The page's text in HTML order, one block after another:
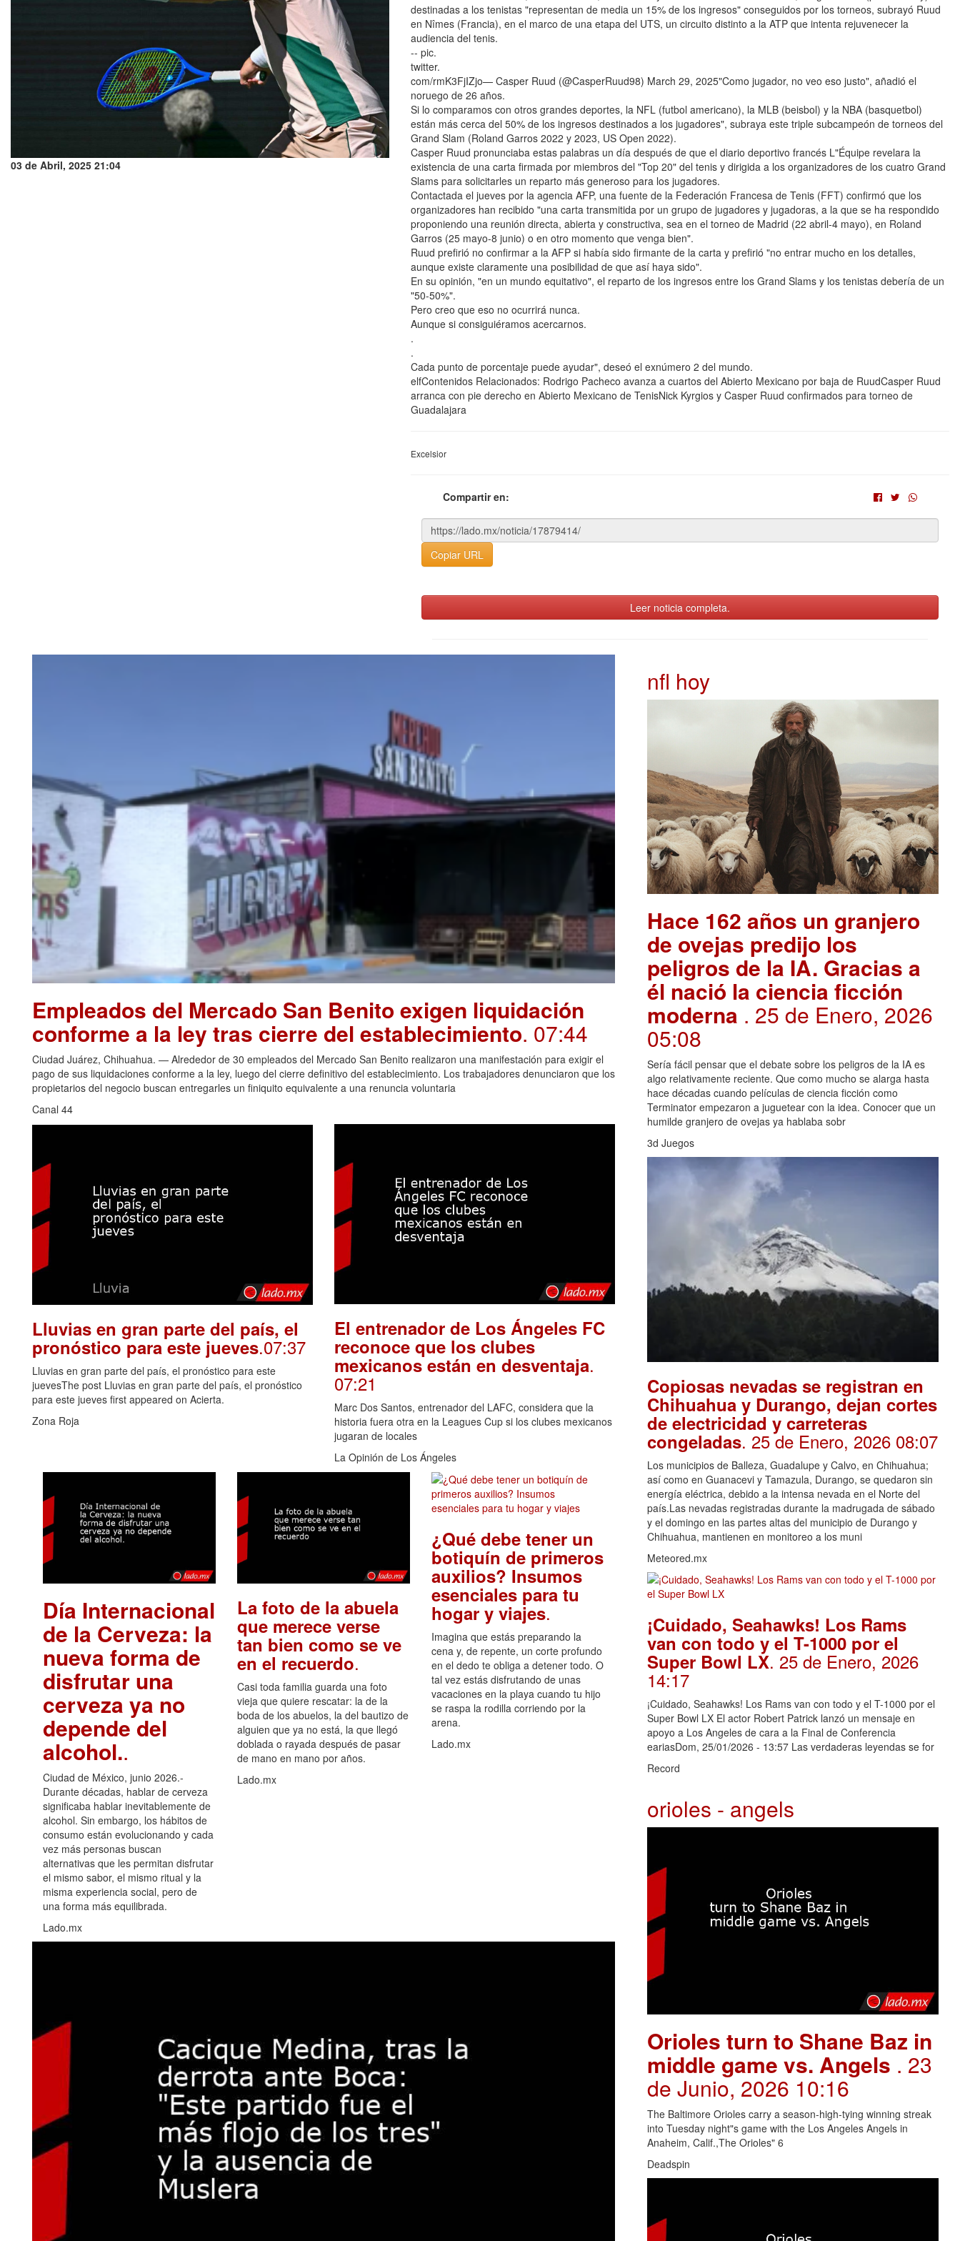
03 de Abril, 2025 21:04
destinadas a los tenistas "representan de media un 15% de los ingresos" conseguidos por los torneos, subrayó Ruud
en Nîmes (Francia), en el marco de una etapa del UTS, un circuito distinto a la ATP que intenta rejuvenecer la
audiencia del tenis.
-- pic.
twitter.
com/rmK3FjIZjo— Casper Ruud (@CasperRuud98) March 29, 2025"Como jugador, no veo eso justo", añadió el
noruego de 26 años.
Si lo comparamos con otros grandes deportes, la NFL (futbol americano), la MLB (beisbol) y la NBA (basquetbol)
están más cerca del 50% de los ingresos destinados a los jugadores", subraya este triple subcampeón de torneos del
Grand Slam (Roland Garros 2022 y 2023, US Open 2022).
Casper Ruud pronunciaba estas palabras un día después de que el diario deportivo francés L"Équipe revelara la
existencia de una carta firmada por miembros del "Top 20" del tenis y dirigida a los organizadores de los cuatro Grand
Slams para solicitarles un reparto más generoso para los jugadores.
Contactada el jueves por la agencia AFP, una fuente de la Federación Francesa de Tenis (FFT) confirmó que los
organizadores han recibido "una carta transmitida por un grupo de jugadores y jugadoras, a la que se ha respondido
proponiendo una reunión directa, abierta y constructiva, sea en el torneo de Madrid (22 abril-4 mayo), en Roland
Garros (25 mayo-8 junio) o en otro momento que venga bien".
Ruud prefirió no confirmar a la AFP si había sido firmante de la carta y prefirió "no entrar mucho en los detalles,
aunque existe claramente una posibilidad de que así haya sido".
En su opinión, "en un mundo equitativo", el reparto de los ingresos entre los Grand Slams y los tenistas debería de un
"50-50%".
Pero creo que eso no ocurrirá nunca.
Aunque si consiguiéramos acercarnos.
.
.
Cada punto de porcentaje puede ayudar", deseó el exnúmero 2 del mundo.
elfContenidos Relacionados: Rodrigo Pacheco avanza a cuartos del Abierto Mexicano por baja de RuudCasper Ruud
arranca con pie derecho en Abierto Mexicano de TenisNick Kyrgios y Casper Ruud confirmados para torneo de
Guadalajara
Excelsior
Compartir en:
Copiar URL
Leer noticia completa.
Empleados del Mercado San Benito exigen liquidación
conforme a la ley tras cierre del establecimiento. 07:44
Ciudad Juárez, Chihuahua. — Alrededor de 30 empleados del Mercado San Benito realizaron una manifestación para exigir el
pago de sus liquidaciones conforme a la ley, luego del cierre definitivo del establecimiento. Los trabajadores denunciaron que los
propietarios del negocio buscan entregarles un finiquito equivalente a una renuncia voluntaria
Canal 44
Lluvias en gran parte del país, el
pronóstico para este jueves.07:37
Lluvias en gran parte del país, el pronóstico para este
juevesThe post Lluvias en gran parte del país, el pronóstico
para este jueves first appeared on Acierta.
Zona Roja
El entrenador de Los Ángeles FC
reconoce que los clubes
mexicanos están en desventaja.
07:21
Marc Dos Santos, entrenador del LAFC, considera que la
historia fuera otra en la Leagues Cup si los clubes mexicanos
jugaran de locales
La Opinión de Los Ángeles
Día Internacional
de la Cerveza: la
nueva forma de
disfrutar una
cerveza ya no
depende del
alcohol..
Ciudad de México, junio 2026.-
Durante décadas, hablar de cerveza
significaba hablar inevitablemente de
alcohol. Sin embargo, los hábitos de
consumo están evolucionando y cada
vez más personas buscan
alternativas que les permitan disfrutar
el mismo sabor, el mismo ritual y la
misma experiencia social, pero de
una forma más equilibrada.
Lado.mx
La foto de la abuela
que merece verse
tan bien como se ve
en el recuerdo.
Casi toda familia guarda una foto
vieja que quiere rescatar: la de la
boda de los abuelos, la del bautizo de
alguien que ya no está, la que llegó
doblada o rayada después de pasar
de mano en mano por años.
Lado.mx
¿Qué debe tener un
botiquín de primeros
auxilios? Insumos
esenciales para tu
hogar y viajes.
Imagina que estás preparando la
cena y, de repente, un corte profundo
en el dedo te obliga a detener todo. O
tal vez estás disfrutando de unas
vacaciones en la playa cuando tu hijo
se raspa la rodilla corriendo por la
arena.
Lado.mx
nfl hoy
Hace 162 años un granjero
de ovejas predijo los
peligros de la IA. Gracias a
él nació la ciencia ficción
moderna . 25 de Enero, 2026
05:08
Sería fácil pensar que el debate sobre los peligros de la IA es
algo relativamente reciente. Que como mucho se alarga hasta
hace décadas cuando películas de ciencia ficción como
Terminator empezaron a juguetear con la idea. Conocer que un
humilde granjero de ovejas ya hablaba sobr
3d Juegos
Copiosas nevadas se registran en
Chihuahua y Durango, dejan cortes
de electricidad y carreteras
congeladas. 25 de Enero, 2026 08:07
Los municipios de Balleza, Guadalupe y Calvo, en Chihuahua;
así como en Guanacevi y Tamazula, Durango, se quedaron sin
energía eléctrica, debido a la intensa nevada en el Norte del
país.Las nevadas registradas durante la madrugada de sábado
y el domingo en las partes altas del municipio de Durango y
Chihuahua, mantienen en monitoreo a los muni
Meteored.mx
¡Cuidado, Seahawks! Los Rams
van con todo y el T-1000 por el
Super Bowl LX. 25 de Enero, 2026
14:17
¡Cuidado, Seahawks! Los Rams van con todo y el T-1000 por el
Super Bowl LX El actor Robert Patrick lanzó un mensaje en
apoyo a Los Angeles de cara a la Final de Conferencia
eariasDom, 25/01/2026 - 13:57 Las verdaderas leyendas se for
Record
orioles - angels
Orioles turn to Shane Baz in
middle game vs. Angels . 23
de Junio, 2026 10:16
The Baltimore Orioles carry a season-high-tying winning streak
into Tuesday night"s game with the Los Angeles Angels in
Anaheim, Calif.,The Orioles" 6
Deadspin